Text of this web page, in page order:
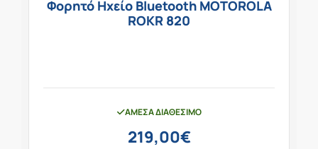
Φορητό Ηχείο Bluetooth MOTOROLA
ROKR 820
ΆΜΕΣΑ ΔΙΑΘΈΣΙΜΟ
219,00€